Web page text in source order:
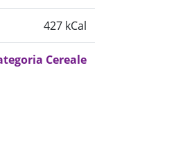
427 kCal
Cereale